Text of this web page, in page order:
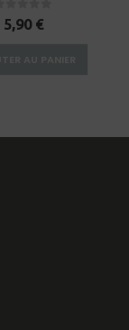
sur 5
5,90 €